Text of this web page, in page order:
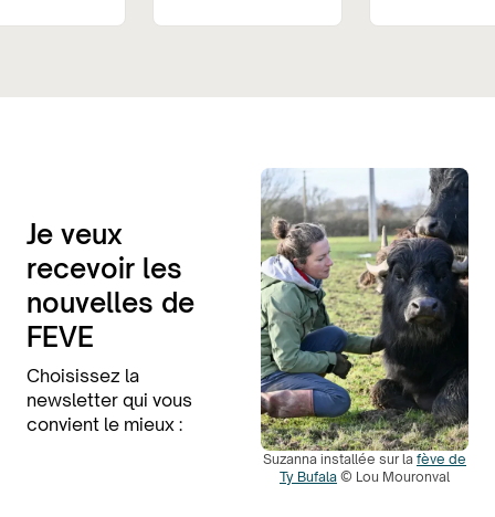
Je veux
recevoir les
nouvelles de
FEVE
Choisissez la
newsletter qui vous
convient le mieux :
Suzanna installée sur la fève de
Ty Bufala © Lou Mouronval